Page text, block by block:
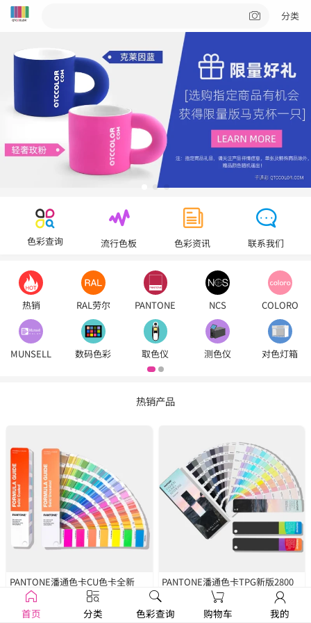
分类
色彩查询 流行色板 色彩资讯 联系我们
热销 RAL劳尔 PANTONE NCS COLORO
MUNSELL 数码色彩 取色仪 测色仪 对色灯箱
热销产品
PANTONE潘通色卡CU色卡全新
2390色
￥1250
PANTONE潘通色卡TPG新版2800
FHIP110C
￥1679
首页 分类 色彩查询 购物车 我的